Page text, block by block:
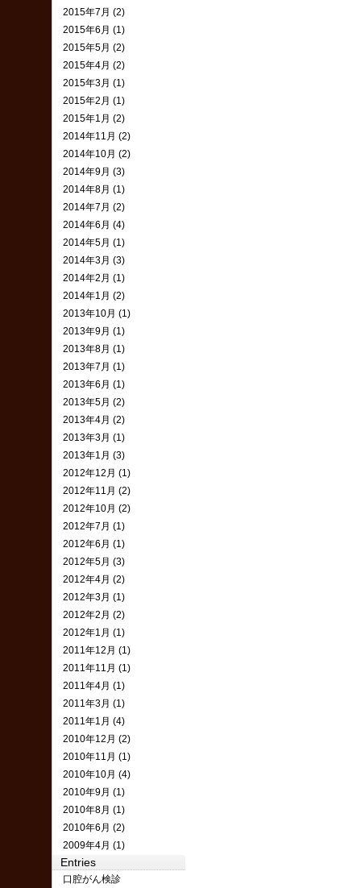
2015年7月 (2)
2015年6月 (1)
2015年5月 (2)
2015年4月 (2)
2015年3月 (1)
2015年2月 (1)
2015年1月 (2)
2014年11月 (2)
2014年10月 (2)
2014年9月 (3)
2014年8月 (1)
2014年7月 (2)
2014年6月 (4)
2014年5月 (1)
2014年3月 (3)
2014年2月 (1)
2014年1月 (2)
2013年10月 (1)
2013年9月 (1)
2013年8月 (1)
2013年7月 (1)
2013年6月 (1)
2013年5月 (2)
2013年4月 (2)
2013年3月 (1)
2013年1月 (3)
2012年12月 (1)
2012年11月 (2)
2012年10月 (2)
2012年7月 (1)
2012年6月 (1)
2012年5月 (3)
2012年4月 (2)
2012年3月 (1)
2012年2月 (2)
2012年1月 (1)
2011年12月 (1)
2011年11月 (1)
2011年4月 (1)
2011年3月 (1)
2011年1月 (4)
2010年12月 (2)
2010年11月 (1)
2010年10月 (4)
2010年9月 (1)
2010年8月 (1)
2010年6月 (2)
2009年4月 (1)
Entries
口腔がん検診